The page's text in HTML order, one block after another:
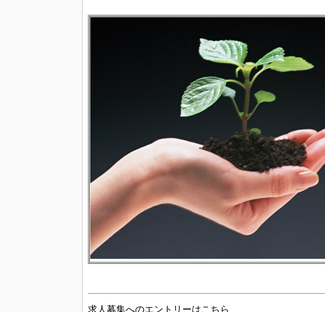
求人募集へのエントリーはこちら